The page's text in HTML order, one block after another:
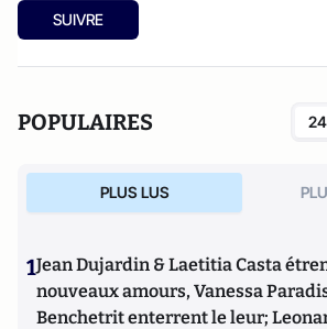
SUIVRE
POPULAIRES
PLUS LUS
1Jean Dujardin & Laetitia Casta
nouveaux amours, Vanessa
Benchetrit enterrent le leur;